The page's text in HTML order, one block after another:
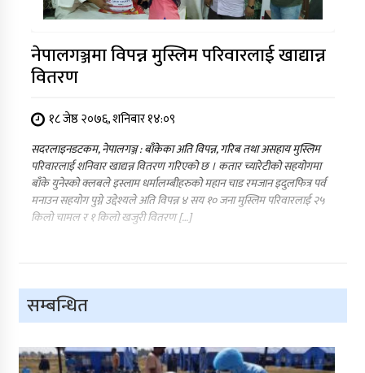
नेपालगञ्जमा विपन्न मुस्लिम परिवारलाई खाद्यान्न
वितरण
१८ जेष्ठ २०७६, शनिबार १४:०९
सदरलाइनडटकम, नेपालगञ्ज : बाँकेका अति विपन्न, गरिब तथा असहाय मुस्लिम
परिवारलाई शनिवार खाद्यन्न वितरण गरिएको छ । कतार च्यारेटीको सहयोगमा
बाँके युनेस्को क्लबले इस्लाम धर्मालम्बीहरुको महान चाड रमजान इदुलफित्र पर्व
मनाउन सहयोग पुग्ने उद्देश्यले अति विपन्न ४ सय १० जना मुस्लिम परिवारलाई २५
किलो चामल र १ किलो खजुरी वितरण […]
सम्बन्धित